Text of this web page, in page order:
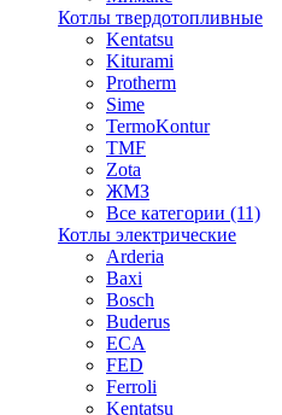
Котлы твердотопливные
Kentatsu
Kiturami
Protherm
Sime
TermoKontur
TMF
Zota
ЖМЗ
Все категории (11)
Котлы электрические
Arderia
Baxi
Bosch
Buderus
ECA
FED
Ferroli
Kentatsu